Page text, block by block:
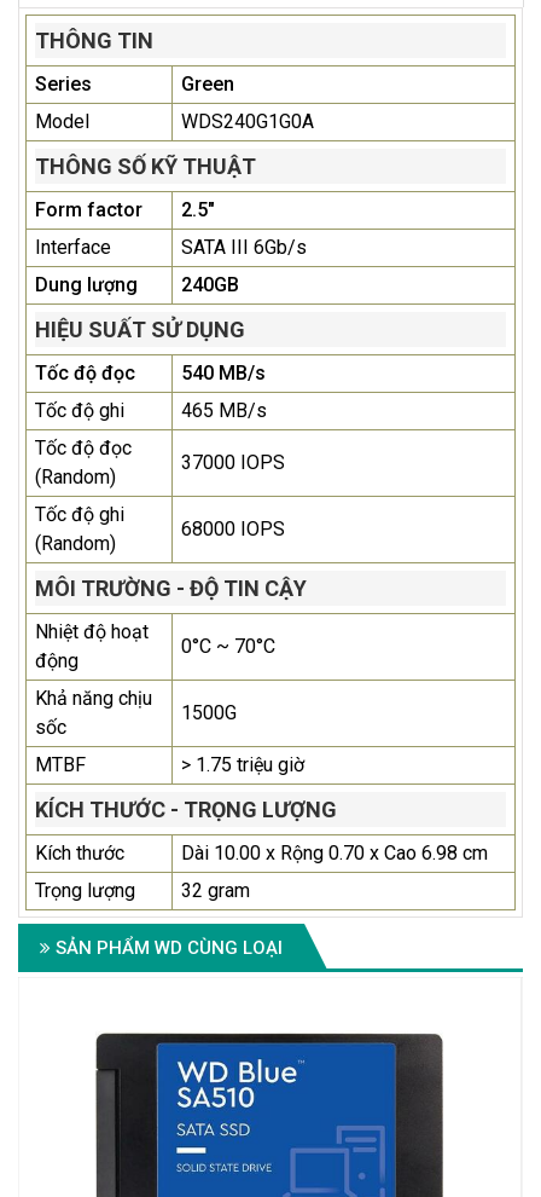
THÔNG TIN
Series
Green
Model
WDS240G1G0A
THÔNG SỐ KỸ THUẬT
Form factor
2.5"
Interface
SATA III 6Gb/s
Dung lượng
240GB
HIỆU SUẤT SỬ DỤNG
Tốc độ đọc
540 MB/s
Tốc độ ghi
465 MB/s
Tốc độ đọc
(Random)
37000 IOPS
Tốc độ ghi
(Random)
68000 IOPS
MÔI TRƯỜNG - ĐỘ TIN CẬY
Nhiệt độ hoạt
động
0°C ~ 70°C
Khả năng chịu
sốc
1500G
MTBF > 1.75 triệu giờ
KÍCH THƯỚC - TRỌNG LƯỢNG
Kích thước
Dài 10.00 x Rộng 0.70 x Cao 6.98 cm
Trọng lượng
32 gram
SẢN PHẨM WD CÙNG LOẠI